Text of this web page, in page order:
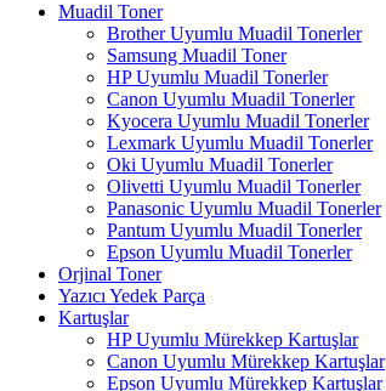
Muadil Toner
Brother Uyumlu Muadil Tonerler
Samsung Muadil Toner
HP Uyumlu Muadil Tonerler
Canon Uyumlu Muadil Tonerler
Kyocera Uyumlu Muadil Tonerler
Lexmark Uyumlu Muadil Tonerler
Oki Uyumlu Muadil Tonerler
Olivetti Uyumlu Muadil Tonerler
Panasonic Uyumlu Muadil Tonerler
Pantum Uyumlu Muadil Tonerler
Epson Uyumlu Muadil Tonerler
Orjinal Toner
Yazıcı Yedek Parça
Kartuşlar
HP Uyumlu Mürekkep Kartuşlar
Canon Uyumlu Mürekkep Kartuşlar
Epson Uyumlu Mürekkep Kartuşlar